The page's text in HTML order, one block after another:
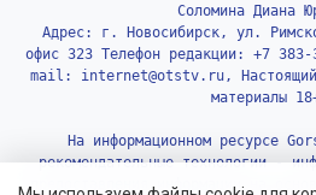
Соломина Диана
Адрес: г. Новосибирск, ул.
офис 323 Телефон редакции: +7
mail: internet@otstv.ru, Настоящий
материалы
На информационном ресурсе
рекомендательные технологии -
предоставления информации на